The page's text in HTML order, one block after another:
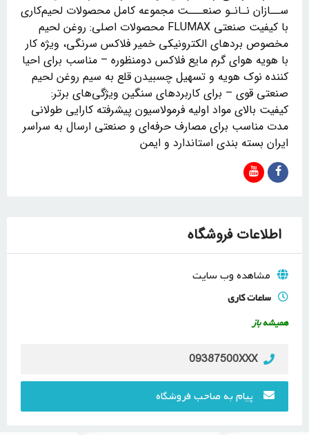
ســازان نـانـو صنعـــت مجموعه کامل محصولات لحیم‌کاری
با کیفیت صنعتی FLUMAX محصولات اصلی: روغن لحیم
مخصوص بردهای الکترونیکی خمیر فلاکس سرنگی، ویژه کار
با هویه هوای گرم مایع فلاکس دومنظوره – مناسب برای احیا
کننده نوک هویه و تسهیل چسبیدن قلع به سیم روغن لحیم
صنعتی قوی – برای کاربردهای سنگین ویژگی‌های برتر:
کیفیت بالای مواد اولیه فرمولاسیون پیشرفته کارایی طولانی
مدت مناسب برای مصارف حرفه‌ای و صنعتی ارسال به سراسر
ایران بسته‌ بندی استاندارد و ایمن
اطلاعات فروشگاه
مشاهده وب سایت
ساعات کاری
همیشه باز
09387500XXX
پیام به صاحب فروشگاه